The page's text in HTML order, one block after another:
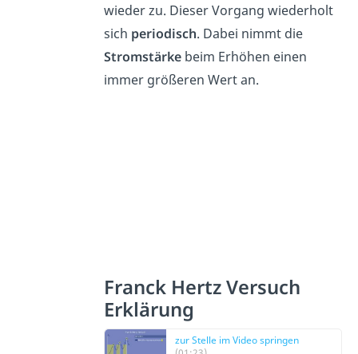
wieder zu. Dieser Vorgang wiederholt
sich periodisch. Dabei nimmt die
Stromstärke beim Erhöhen einen
immer größeren Wert an.
Franck Hertz Versuch
Erklärung
zur Stelle im Video springen